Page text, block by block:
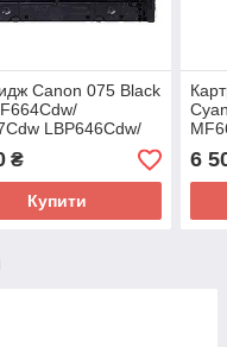
Canon 075 Black
LBP646Cdw/
(6365C002AA)
₴
Купити
6